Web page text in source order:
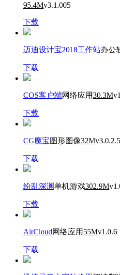
95.4Mv3.1.005
下载
迈迪设计宝2018工作站办公
下载
COS客户端网络应用30.3M
下载
CG魔宝图形图像32Mv3.0.2.5
下载
纷乱深渊单机游戏302.9M
下载
AirCloud网络应用 55Mv1.0.6
下载